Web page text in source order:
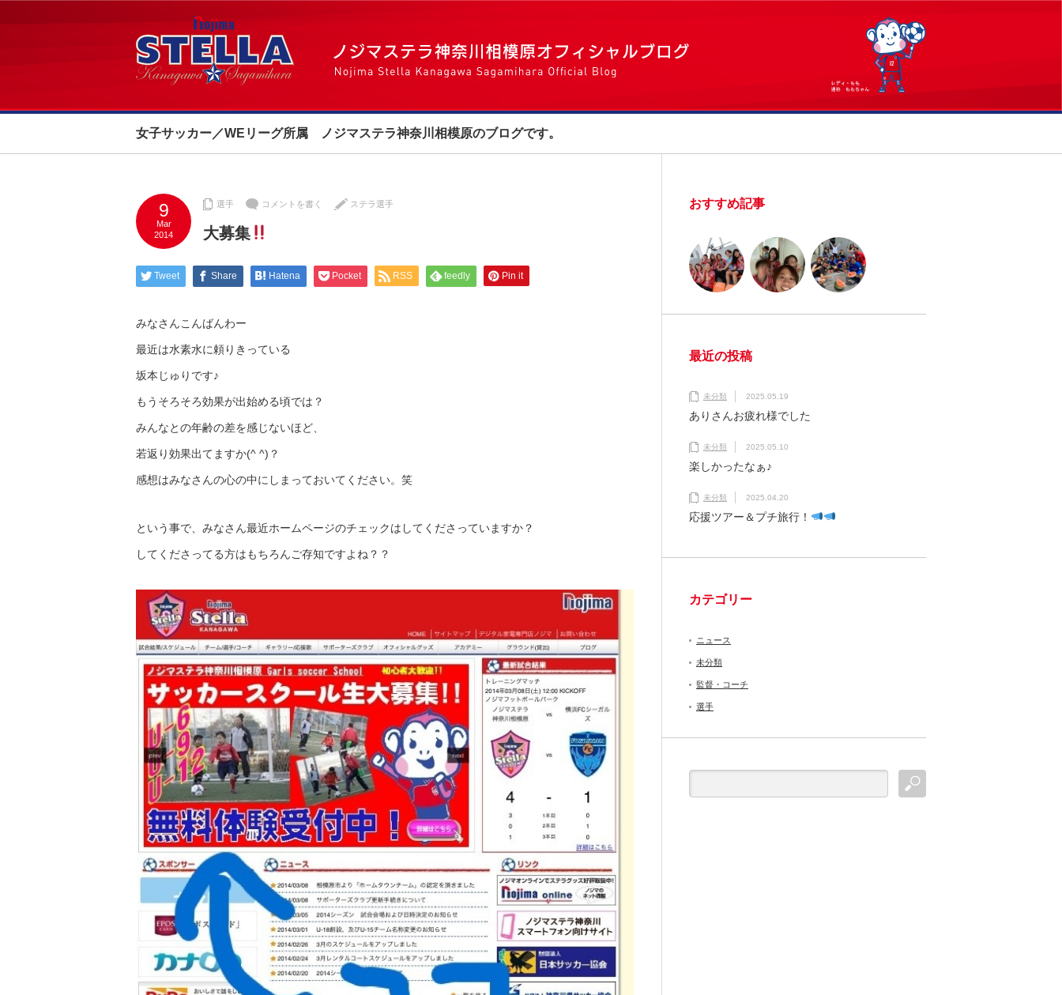
女子サッカー／WEリーグ所属 ノジマステラ神奈川相模原のブログです。
9
Mar
2014
選手 コメントを書く ステラ選手
大募集
Tweet Share Hatena Pocket RSS feedly Pin it
みなさんこんばんわー
最近は水素水に頼りきっている
坂本じゅりです♪
もうそろそろ効果が出始める頃では？
みんなとの年齢の差を感じないほど、
若返り効果出てますか(^ ^)？
感想はみなさんの心の中にしまっておいてください。笑
という事で、みなさん最近ホームページのチェックはしてくださっていますか？
してくださってる方はもちろんご存知ですよね？？
おすすめ記事
最近の投稿
未分類 2025.05.19
ありさんお疲れ様でした
未分類 2025.05.10
楽しかったなぁ♪
未分類 2025.04.20
応援ツアー＆プチ旅行！
カテゴリー
ニュース
未分類
監督・コーチ
選手